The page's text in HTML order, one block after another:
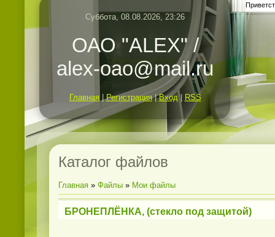
Суббота, 08.08.2026, 23:26
ОАО "ALEX" /
alex-oao@mail.ru
Главная |Регистрация|Вход| RSS
Каталог файлов
Главная » Файлы » Мои файлы
БРОНЕПЛЁНКА, (стекло под защитой)